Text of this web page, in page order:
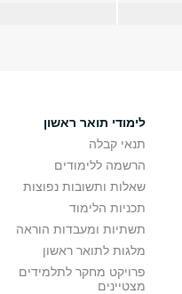
לימודי תואר ראשון
תנאי קבלה
הרשמה ללימודים
שאלות ותשובות נפוצות
תכניות הלימוד
תשתיות ומעבדות הוראה
מלגות לתואר ראשון
פרויקט מחקר לתלמידים
מצטיינים